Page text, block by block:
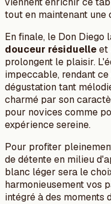
tout en maintenant une
En finale, le Don
douceur résiduelleet
prolongent le plaisir.
impeccable, rendant
dégustation tant
charmé par son
pour novices comme
expérience sereine.
Pour profiter
de détente en milieu
blanc léger sera le
harmonieusement vos
intégré à des moments